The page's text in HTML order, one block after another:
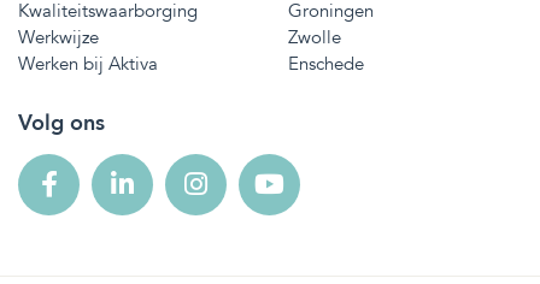
Kwaliteitswaarborging
Werkwijze
Werken bij Aktiva
Groningen
Zwolle
Enschede
Volg ons